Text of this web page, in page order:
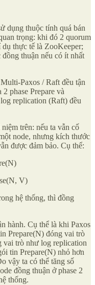
dụng thuộc tính quá bán
trọng: khi đó 2 quorum
thực tế là ZooKeeper;
thuận nếu có ít nhất
Paxos / Raft đều tận
phase Prepare và
replication (Raft) đều
trên: nếu ta vẫn cố
node, nhưng kích thước
được đảm bảo. Cụ thể:
V)
hệ thống, thì đồng
hành. Cụ thể là khi Paxos
Prepare(N) đóng vai trò
vai trò như log replication
tin Prepare(N) nhỏ hơn
vậy ta có thể tăng số
đồng thuận ở phase 2
thống.